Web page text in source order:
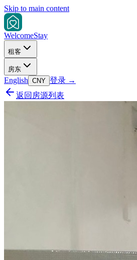
Skip to main content
WelcomeStay
租客
房东
English CNY 登录 →
返回房源列表